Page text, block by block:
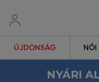
ÚJDONSÁG NŐI
NYÁRI